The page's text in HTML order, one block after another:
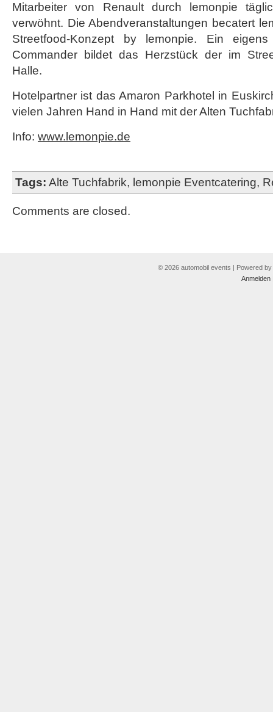
Mitarbeiter von Renault durch lemonpie
verwöhnt. Die Abendveranstaltungen becatert
Streetfood-Konzept by lemonpie. Ein eigens
Commander bildet das Herzstück der im
Halle.
Hotelpartner ist das Amaron Parkhotel in
vielen Jahren Hand in Hand mit der Alten
Info: www.lemonpie.de
Tags: Alte Tuchfabrik, lemonpie Eventcatering,
Comments are closed.
© 2026 automobil events | Powered by
Anmelden|